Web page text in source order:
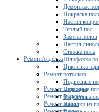
Ремонт/отделка
Ремонт квартиры
Ремонт балкона
Ремонт ванны
Демонтаж
Покраска
Настил
Теплый пол
Замена полов
Настил
Стяжка пола
Шлифовка
Циклевка
Ремонт потолков
Подвесные
Натяжные
Потолки из